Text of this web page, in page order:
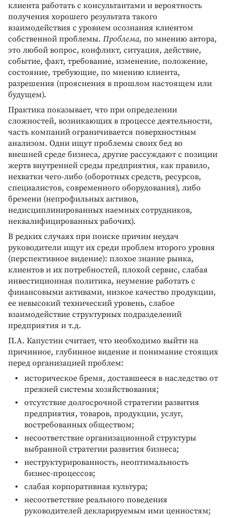
клиента работать с консультантами и вероятность
получения хорошего результата такого
взаимодействия с уровнем осознания клиентом
собственной проблемы. Проблема, по мнению автора,
это любой вопрос, конфликт, ситуация, действие,
событие, факт, требование, изменение, положение,
состояние, требующие, по мнению клиента,
разрешения (прояснения в прошлом настоящем или
будущем).
Практика показывает, что при определении
сложностей, возникающих в процессе деятельности,
часть компаний ограничивается поверхностным
анализом. Одни ищут проблемы своих бед во
внешней среде бизнеса, другие рассуждают с позиции
жертв внутренней среды предприятия, как правило,
нехватки чего-либо (оборотных средств, ресурсов,
специалистов, современного оборудования), либо
бремени (непрофильных активов,
недисциплинированных наемных сотрудников,
неквалифицированных рабочих).
В редких случаях при поиске причин неудач
руководители ищут их среди проблем второго уровня
(перспективное видение): плохое знание рынка,
клиентов и их потребностей, плохой сервис, слабая
инвестиционная политика, неумение работать с
финансовыми активами, низкое качество продукции,
ее невысокий технический уровень, слабое
взаимодействие структурных подразделений
предприятия и т.д.
П.А. Капустин считает, что необходимо выйти на
причинное, глубинное видение и понимание стоящих
перед организацией проблем:
историческое бремя, доставшееся в наследство от
прежней системы хозяйствования;
отсутствие долгосрочной стратегии развития
предприятия, товаров, продукции, услуг,
востребованных обществом;
несоответствие организационной структуры
выбранной стратегии развития бизнеса;
неструктурированность, неоптимальность
бизнес-процессов;
слабая корпоративная культура;
несоответствие реального поведения
руководителей декларируемым ими ценностям;